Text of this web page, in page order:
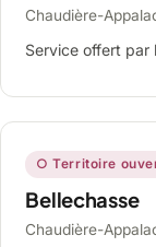
Chaudière-
Service offert
○ Territoire
Bellechasse
Chaudière-